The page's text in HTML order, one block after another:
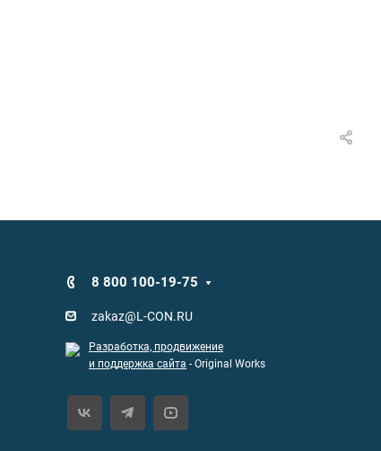
8 800 100-19-75
zakaz@L-CON.RU
Разработка, продвижение
и поддержка сайта - Original Works